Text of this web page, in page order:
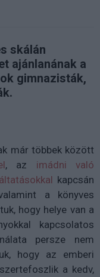
skálán
ajánlanának a
gimnazisták,
már többek között
, az imádni való
kapcsán
a könyves
hogy helye van a
kapcsolatos
persze nem
hogy az emberi
a kedv,